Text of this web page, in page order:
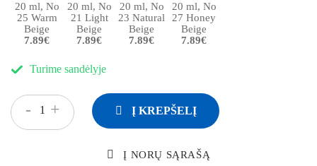
20 ml, No
25 Warm
Beige
7.89€
20 ml, No
21 Light
Beige
7.89€
20 ml, No
23 Natural
Beige
7.89€
20 ml, No
27 Honey
Beige
7.89€
Turime sandėlyje
+
- Į KREPŠELĮ
Į NORŲ SĄRAŠĄ